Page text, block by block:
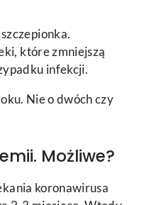
które zmniejszą
infekcji.
Nie o dwóch czy
Możliwe?
koronawirusa